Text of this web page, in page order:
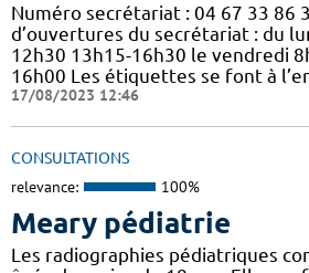
Numéro secrétariat : 04 67 33 86
d’ouvertures du secrétariat : du
12h30 13h15-16h30 le vendredi
16h00 Les étiquettes se font à
17/08/2023 12:46
CONSULTATIONS
relevance: 100%
Meary pédiatrie
Les radiographies pédiatriques